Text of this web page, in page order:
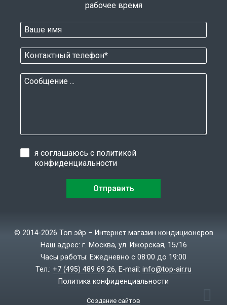
рабочее время
я соглашаюсь с политикой
конфиденциальности
© 2014-2026 Топ эйр – Интернет магазин кондиционеров
Наш адрес: г. Москва, ул. Ижорская, 15/16
Часы работы: Ежедневно с 08:00 до 19:00
Тел.: +7 (495) 489 69 26, E-mail: info@top-air.ru
Политика конфиденциальности
Создание сайтов